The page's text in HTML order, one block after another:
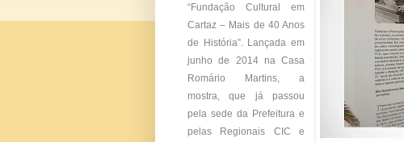
“Fundação Cultural em
Cartaz – Mais de 40 Anos
de História”. Lançada em
junho de 2014 na Casa
Romário Martins, a
mostra, que já passou
pela sede da Prefeitura e
pelas Regionais CIC e